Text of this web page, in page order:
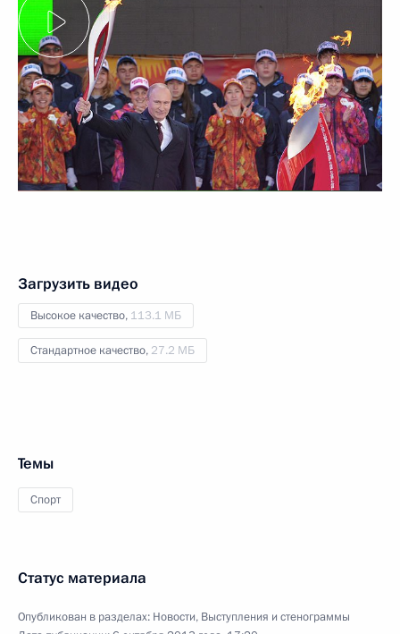
Загрузить видео
Высокое качество, 113.1 МБ
Стандартное качество, 27.2 МБ
Темы
Спорт
Статус материала
Опубликован в разделах: Новости, Выступления и стенограммы